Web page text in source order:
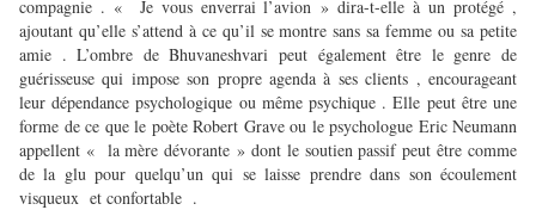
compagnie . « Je vous enverrai l’avion » dira-t-elle à un protégé ,
ajoutant qu’elle s’attend à ce qu’il se montre sans sa femme ou sa petite
amie . L’ombre de Bhuvaneshvari peut également être le genre de
guérisseuse qui impose son propre agenda à ses clients , encourageant
leur dépendance psychologique ou même psychique . Elle peut être une
forme de ce que le poète Robert Grave ou le psychologue Eric Neumann
appellent « la mère dévorante » dont le soutien passif peut être comme
de la glu pour quelqu’un qui se laisse prendre dans son écoulement
visqueux et confortable .